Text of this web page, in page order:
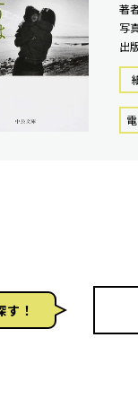
著
写
出
す！